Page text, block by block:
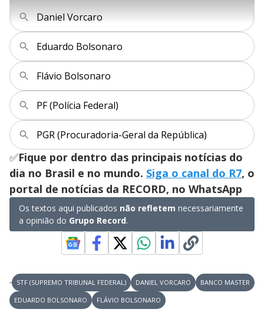
a
y
V
i
d
e
o
u
n
o
g
u
d
s
u
o
Daniel Vorcaro
Eduardo Bolsonaro
Flávio Bolsonaro
PF (Polícia Federal)
PGR (Procuradoria-Geral da República)
✅Fique por dentro das principais notícias do
dia no Brasil e no mundo. Siga o canal do R7, o
portal de notícias da RECORD, no WhatsApp
Os textos aqui publicados não refletem necessariamente
a opinião do Grupo Record.
STF (SUPREMO TRIBUNAL FEDERAL) DANIEL VORCARO
BANCO MASTER
EDUARDO BOLSONARO
FLÁVIO BOLSONARO